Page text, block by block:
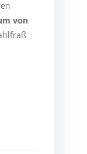
von